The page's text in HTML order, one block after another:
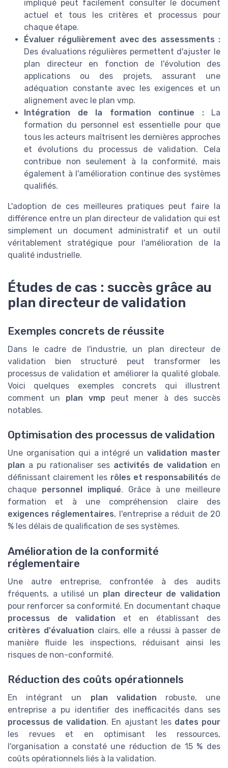
impliqué peut facilement consulter le document
actuel et tous les critères et processus pour
chaque étape.
Évaluer régulièrement avec des assessments :
Des évaluations régulières permettent d'ajuster le
plan directeur en fonction de l'évolution des
applications ou des projets, assurant une
adéquation constante avec les exigences et un
alignement avec le plan vmp.
Intégration de la formation continue :La
formation du personnel est essentielle pour que
tous les acteurs maîtrisent les dernières approches
et évolutions du processus de validation. Cela
contribue non seulement à la conformité, mais
également à l'amélioration continue des systèmes
qualifiés.
L'adoption de ces meilleures pratiques peut faire la
différence entre un plan directeur de validation qui est
simplement un document administratif et un outil
véritablement stratégique pour l'amélioration de la
qualité industrielle.
Études de cas : succès grâce au
plan directeur de validation
Exemples concrets de réussite
Dans le cadre de l'industrie, un plan directeur de
validation bien structuré peut transformer les
processus de validation et améliorer la qualité globale.
Voici quelques exemples concrets qui illustrent
comment un plan vmp peut mener à des succès
notables.
Optimisation des processus de validation
Une organisation qui a intégré unvalidation master
plan a pu rationaliser ses activités de validation en
définissant clairement les rôles et responsabilités de
chaque personnel impliqué. Grâce à une meilleure
formation et à une compréhension claire des
exigences réglementaires, l'entreprise a réduit de 20
% les délais de qualification de ses systèmes.
Amélioration de la conformité
réglementaire
Une autre entreprise, confrontée à des audits
fréquents, a utilisé un plan directeur de validation
pour renforcer sa conformité. En documentant chaque
processus de validation et en établissant des
critères d'évaluation clairs, elle a réussi à passer de
manière fluide les inspections, réduisant ainsi les
risques de non-conformité.
Réduction des coûts opérationnels
En intégrant un plan validation robuste, une
entreprise a pu identifier des inefficacités dans ses
processus de validation. En ajustant les dates pour
les revues et en optimisant les ressources,
l'organisation a constaté une réduction de 15 % des
coûts opérationnels liés à la validation.